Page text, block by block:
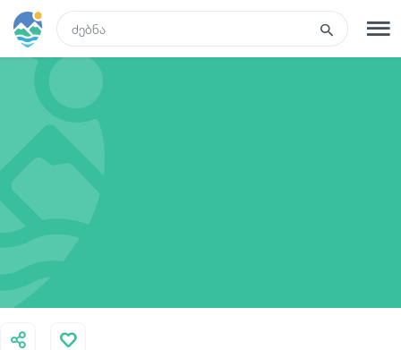
რეგისტრაცია
რა ვნახოთ
ტურები
მარშრუტები
სასტუმროები